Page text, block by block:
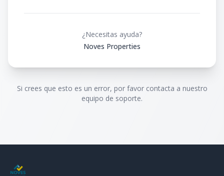
¿Necesitas ayuda?
Noves Properties
Si crees que esto es un error, por favor contacta a nuestro
equipo de soporte.